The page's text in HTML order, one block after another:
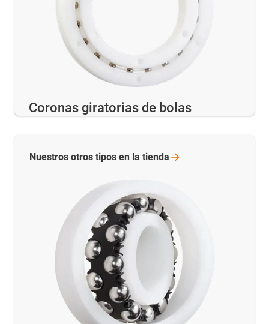
Coronas giratorias de bolas
Nuestros otros tipos en la tienda